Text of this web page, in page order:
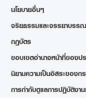
นโยบายอื่นๆ
จริยธรรมและจรรยาบร
กฎบัตร
ขอบเขตอำนาจหน้าที่ของป
นิยามความเป็นอิสระของก
การกำกับดูแลการปฏิบัติงา